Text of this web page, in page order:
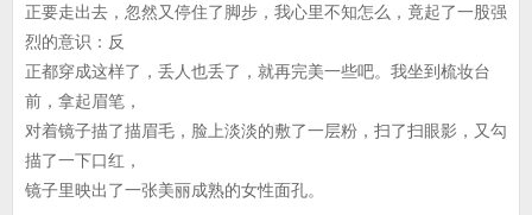
正要走出去，忽然又停住了脚步，我心里不知怎么，竟起了一股强
烈的意识：反
正都穿成这样了，丢人也丢了，就再完美一些吧。我坐到梳妆台
前，拿起眉笔，
对着镜子描了描眉毛，脸上淡淡的敷了一层粉，扫了扫眼影，又勾
描了一下口红，
镜子里映出了一张美丽成熟的女性面孔。